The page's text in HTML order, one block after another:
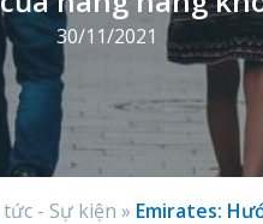
30/11/2021
- Sự kiện » Emirates: